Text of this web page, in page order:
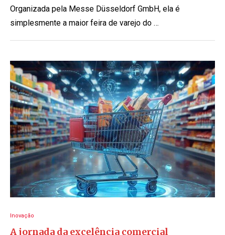
Organizada pela Messe Düsseldorf GmbH, ela é
simplesmente a maior feira de varejo do …
Inovação
A jornada da excelência comercial